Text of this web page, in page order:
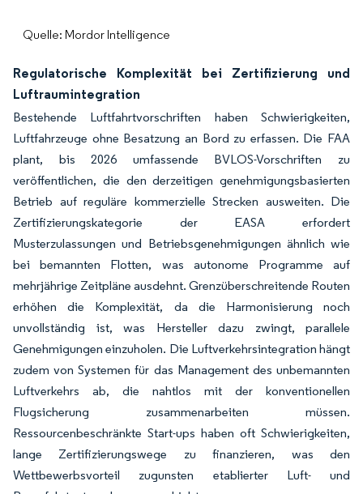
Quelle: Mordor Intelligence
Regulatorische Komplexität bei Zertifizierung und
Luftraumintegration
Bestehende Luftfahrtvorschriften haben Schwierigkeiten,
Luftfahrzeuge ohne Besatzung an Bord zu erfassen. Die FAA
plant, bis 2026 umfassende BVLOS-Vorschriften zu
veröffentlichen, die den derzeitigen genehmigungsbasierten
Betrieb auf reguläre kommerzielle Strecken ausweiten. Die
Zertifizierungskategorie der EASA erfordert
Musterzulassungen und Betriebsgenehmigungen ähnlich wie
bei bemannten Flotten, was autonome Programme auf
mehrjährige Zeitpläne ausdehnt. Grenzüberschreitende Routen
erhöhen die Komplexität, da die Harmonisierung noch
unvollständig ist, was Hersteller dazu zwingt, parallele
Genehmigungen einzuholen. Die Luftverkehrsintegration hängt
zudem von Systemen für das Management des unbemannten
Luftverkehrs ab, die nahtlos mit der konventionellen
Flugsicherung zusammenarbeiten müssen.
Ressourcenbeschränkte Start-ups haben oft Schwierigkeiten,
lange Zertifizierungswege zu finanzieren, was den
Wettbewerbsvorteil zugunsten etablierter Luft- und